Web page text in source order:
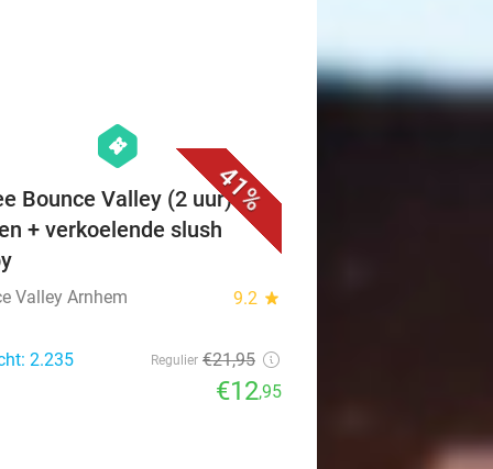
41%
hexagon
events
Bounce Valley (2 uur) +
+ verkoelende slush
Valley Arnhem 9.2 star
2.235
Regulier €21,95
€12,95